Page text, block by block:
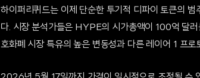
하이퍼리퀴드는 이제 단순한 투기적 디파이 토큰의
다. 시장 분석가들은 HYPE의 시가총액이 100억 달
호화폐 시장 특유의 높은 변동성과 다른 레이어 1 프